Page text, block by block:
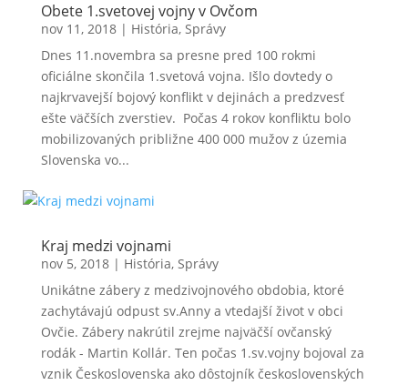
Obete 1.svetovej vojny v Ovčom
nov 11, 2018| História, Správy
Dnes 11.novembra sa presne pred 100 rokmi
oficiálne skončila 1.svetová vojna. Išlo dovtedy o
najkrvavejší bojový konflikt v dejinách a predzvesť
ešte väčších zverstiev. Počas 4 rokov konfliktu bolo
mobilizovaných približne 400 000 mužov z územia
Slovenska vo...
Kraj medzi vojnami
nov 5, 2018| História, Správy
Unikátne zábery z medzivojnového obdobia, ktoré
zachytávajú odpust sv.Anny a vtedajší život v obci
Ovčie. Zábery nakrútil zrejme najväčší ovčanský
rodák - Martin Kollár. Ten počas 1.sv.vojny bojoval za
vznik Československa ako dôstojník československých